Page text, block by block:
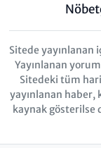
Sitede yayınlanan
Yayınlanan
Sitedeki tüm
yayınlanan haber,
kaynak gösterilse